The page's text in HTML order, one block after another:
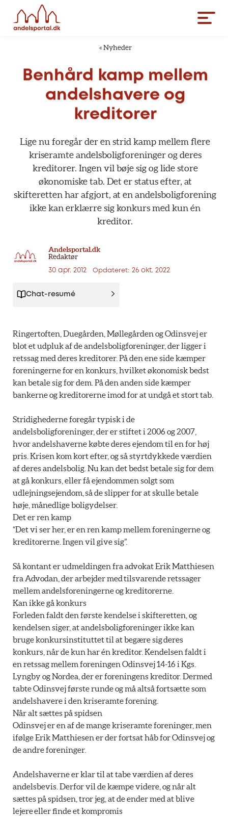
« Nyheder
Benhård kamp mellem
andelshavere og
kreditorer
Lige nu foregår der en strid kamp mellem flere
kriseramte andelsboligforeninger og deres
kreditorer. Ingen vil bøje sig og lide store
økonomiske tab. Det er status efter, at
skifteretten har afgjort, at en andelsboligforening
ikke kan erklærre sig konkurs med kun én
kreditor.
Andelsportal.dk
Redaktør
30 apr. 2012 Opdateret: 26 okt. 2022
Chat-resumé
Ringertoften, Duegården, Møllegården og Odinsvej er
blot et udpluk af de andelsboligforeninger, der ligger i
retssag med deres kreditorer. På den ene side kæmper
foreningerne for en konkurs, hvilket økonomisk bedst
kan betale sig for dem. På den anden side kæmper
bankerne og kreditorerne imod for at undgå et stort tab.
Stridighederne foregår typisk i de
andelsboligforeninger, der er stiftet i 2006 og 2007,
hvor andelshaverne købte deres ejendom til en for høj
pris. Krisen kom kort efter, og så styrtdykkede værdien
af deres andelsbolig. Nu kan det bedst betale sig for dem
at gå konkurs, eller få ejendommen solgt som
udlejningsejendom, så de slipper for at skulle betale
høje, månedlige boligydelser.
Det er ren kamp
“Det vi ser her, er en ren kamp mellem foreningerne og
kreditorerne. Ingen vil give sig”.
Så kontant er udmeldingen fra advokat Erik Matthiesen
fra Advodan, der arbejder med tilsvarende retssager
mellem andelsforeningerne og kreditorerne.
Kan ikke gå konkurs
Forleden faldt den første kendelse i skifteretten, og
kendelsen siger, at andelsboligforeninger ikke kan
bruge konkursinstituttet til at begære sig deres
konkurs, når de kun har én kreditor. Kendelsen faldt i
en retssag mellem foreningen Odinsvej 14-16 i Kgs.
Lyngby og Nordea, der er foreningens kreditor. Dermed
tabte Odinsvej første runde og må altså fortsætte som
andelshavere i den kriseramte forening.
Når alt sættes på spidsen
Odinsvej er en af de mange kriseramte foreninger, men
ifølge Erik Matthiesen er der fortsat håb for Odinsvej og
de andre foreninger.
Andelshaverne er klar til at tabe værdien af deres
andelsbevis. Derfor vil de kæmpe videre, og når alt
sættes på spidsen, tror jeg, at de ender med at blive
lejere eller finde et kompromis